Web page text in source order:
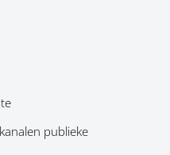
publieke